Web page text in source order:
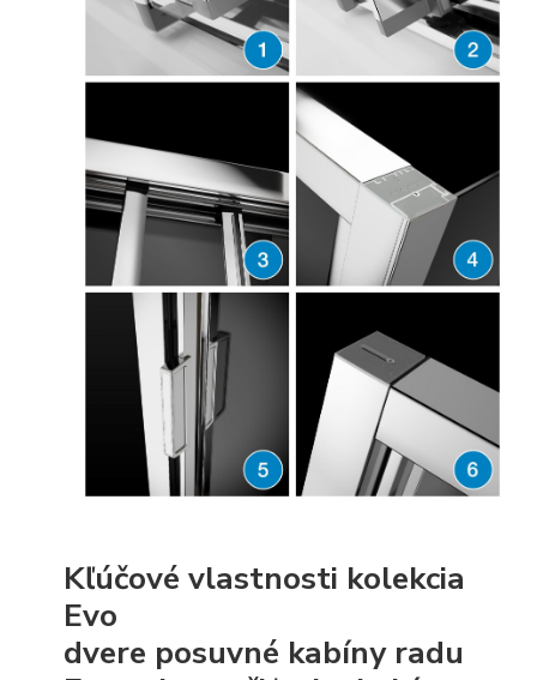
Kľúčové vlastnosti kolekcia
Evo
dvere posuvné kabíny radu